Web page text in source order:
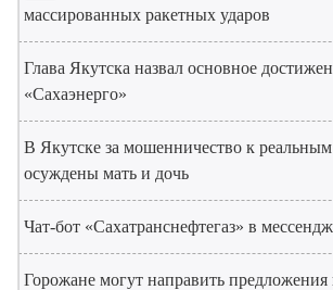
массированных ракетных ударов
Глава Якутска назвал основное
«Сахаэнерго»
В Якутске за мошенничество к
осуждены мать и дочь
Чат-бот «Сахатранснефтегаз» в
Горожане могут направить